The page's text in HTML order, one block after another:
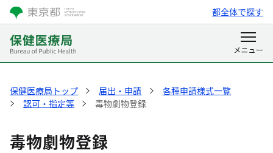
都全体で探す
保健医療局トップ 届出・申請
各種申請様式一覧
認可・指定等
毒物劇物登録
毒物劇物登録